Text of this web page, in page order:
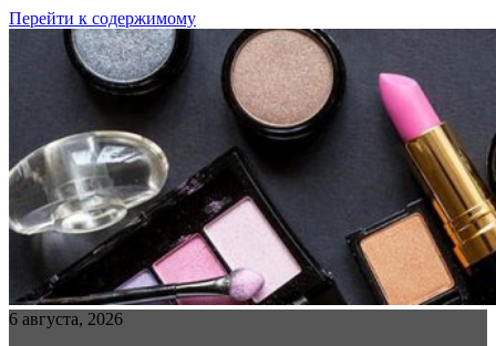
Перейти к содержимому
6 августа, 2026